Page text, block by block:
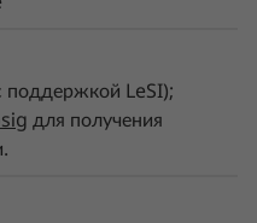
поддержкой LeSI);
для получения